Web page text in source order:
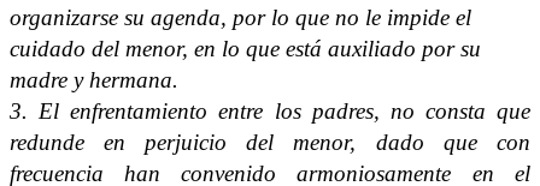
organizarse su agenda, por lo que no le impide el
cuidado del menor, en lo que está auxiliado por su
madre y hermana.
3. El enfrentamiento entre los padres, no consta que
redunde en perjuicio del menor, dado que con
frecuencia han convenido armoniosamente en el